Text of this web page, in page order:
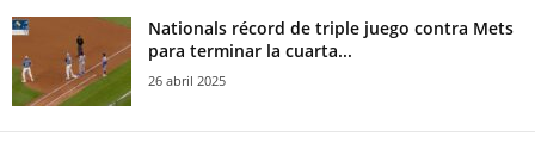
Nationals récord de triple juego contra Mets
para terminar la cuarta...
26 abril 2025